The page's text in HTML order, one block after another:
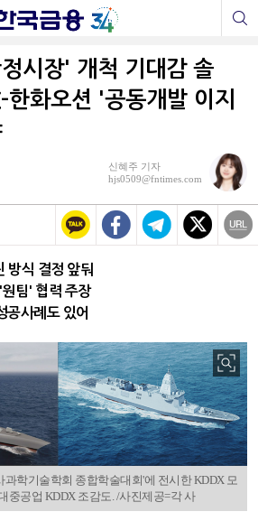
시장' 개척 기대감 솔
화오션 '공동개발 이지
신혜주 기자
hjs0509@fntimes.com
방식 결정 앞둬
원팀' 협력 주장
공사례도 있어
과학기술학회 종합학술대회'에 전시한 KDDX 모
중공업 KDDX 조감도. /사진제공=각 사